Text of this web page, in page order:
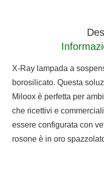
X-Ray lampada a
borosilicato. Questa
Miloox è perfetta per
che ricettivi e
essere configurata con
rosone è in oro